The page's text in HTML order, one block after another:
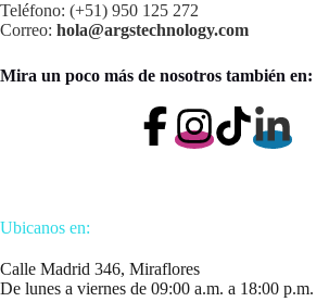
Teléfono: (+51) 950 125 272
Correo: hola@argstechnology.com
Mira un poco más de nosotros también en:
Ubicanos en:
Calle Madrid 346, Miraflores
De lunes a viernes de 09:00 a.m. a 18:00 p.m.